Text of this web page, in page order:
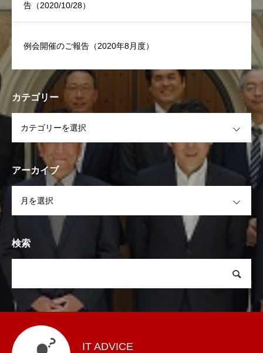
告（2020/10/28）
例会開催のご報告（2020年8月度）
カテゴリー
アーカイブ
検索
IT ADVICE